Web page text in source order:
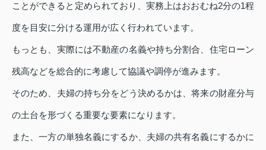
ことができると定められており、実務上はおおむね2分の1程
度を目安に分ける運用が広く行われています。
もっとも、実際には不動産の名義や持ち分割合、住宅ローン
残高などを総合的に考慮して協議や調停が進みます。
そのため、夫婦の持ち分をどう決めるかは、将来の財産分与
の土台を形づくる重要な要素になります。
また、一方の単独名義にするか、夫婦の共有名義にするかに